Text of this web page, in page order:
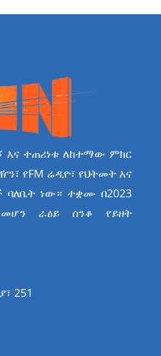
እና ተጠሪነቱ ለከተማው ምክር
የFM ሬዲዮ፣ የህትመት እና
ነው። ተቋሙ በ2023
ራዕይ ሰንቆ የይዘት
251